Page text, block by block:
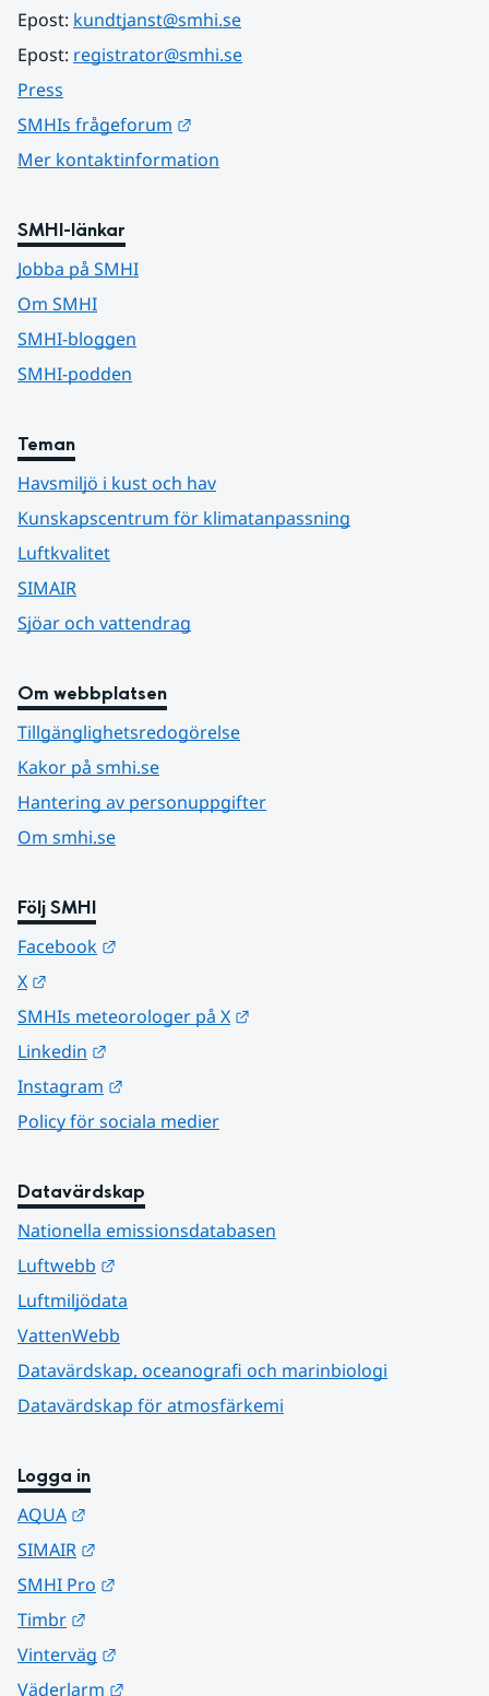
Epost: kundtjanst@smhi.se
Epost: registrator@smhi.se
Press
SMHIs frågeforum
Mer kontaktinformation
SMHI-länkar
Jobba på SMHI
Om SMHI
SMHI-bloggen
SMHI-podden
Teman
Havsmiljö i kust och hav
Kunskapscentrum för klimatanpassning
Luftkvalitet
SIMAIR
Sjöar och vattendrag
Om webbplatsen
Tillgänglighetsredogörelse
Kakor på smhi.se
Hantering av personuppgifter
Om smhi.se
Följ SMHI
Facebook
X
SMHIs meteorologer på X
Linkedin
Instagram
Policy för sociala medier
Datavärdskap
Nationella emissionsdatabasen
Luftwebb
Luftmiljödata
VattenWebb
Datavärdskap, oceanografi och marinbiologi
Datavärdskap för atmosfärkemi
Logga in
AQUA
SIMAIR
SMHI Pro
Timbr
Vinterväg
Väderlarm